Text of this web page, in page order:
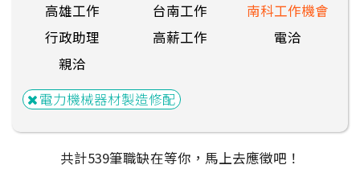
高雄工作 台南工作
南科工作機會
行政助理
高薪工作
電洽
親洽
電力機械器材製造修配
共計539筆職缺在等你，馬上去應徵吧！